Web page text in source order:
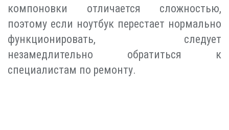
компоновки отличается сложностью,
поэтому если ноутбук перестает нормально
функционировать, следует
незамедлительно обратиться к
специалистам по ремонту.